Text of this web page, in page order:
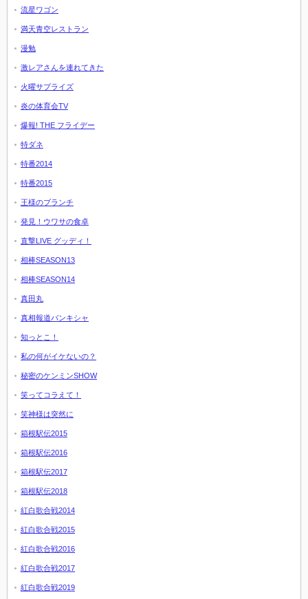
流星ワゴン
満天青空レストラン
漫勉
激レアさんを連れてきた
火曜サプライズ
炎の体育会TV
爆報! THE フライデー
特ダネ
特番2014
特番2015
王様のブランチ
発見！ウワサの食卓
直撃LIVE グッディ！
相棒SEASON13
相棒SEASON14
真田丸
真相報道バンキシャ
知っとこ！
私の何がイケないの？
秘密のケンミンSHOW
笑ってコラえて！
笑神様は突然に
箱根駅伝2015
箱根駅伝2016
箱根駅伝2017
箱根駅伝2018
紅白歌合戦2014
紅白歌合戦2015
紅白歌合戦2016
紅白歌合戦2017
紅白歌合戦2019